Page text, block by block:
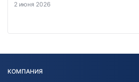
2 июня 2026
КОМПАНИЯ